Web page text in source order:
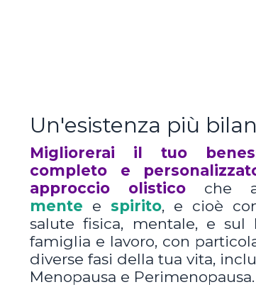
Un'esistenza più
Migliorerai il tuo
completo e
approccio olisticoche
mente e spirito, e cioè
salute fisica, mentale, e sul
famiglia e lavoro, con
diverse fasi della tua vita,
Menopausa e Perimenopausa.